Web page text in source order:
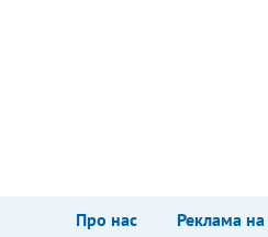
Про нас Реклама на